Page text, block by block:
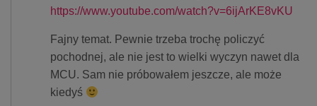
https://www.youtube.com/watch?v=6ijArKE8vKU
Fajny temat. Pewnie trzeba trochę policzyć
pochodnej, ale nie jest to wielki wyczyn nawet dla
MCU. Sam nie próbowałem jeszcze, ale może
kiedyś